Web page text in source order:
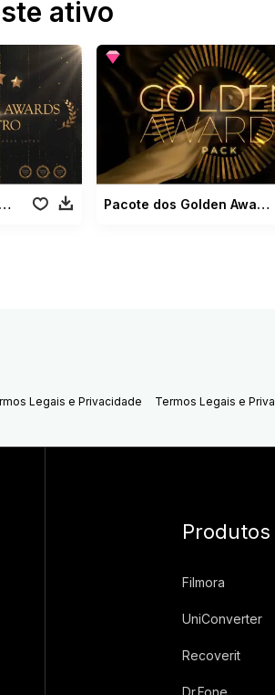
ativo
Prémios de Partículas - Introdução Pacote dos Golden Awards
Legais e Privacidade Termos Legais e
Filmora
UniConverter
Recoverit
Dr.Fone